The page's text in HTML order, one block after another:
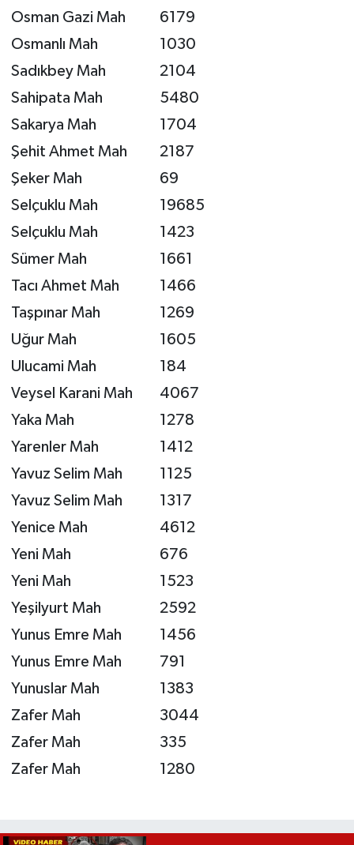
Osman Gazi Mah
6179
Osmanlı Mah
1030
Sadıkbey Mah
2104
Sahipata Mah
5480
Sakarya Mah
1704
Şehit Ahmet Mah
2187
Şeker Mah
69
Selçuklu Mah
19685
Selçuklu Mah
1423
Sümer Mah
1661
Tacı Ahmet Mah
1466
Taşpınar Mah
1269
Uğur Mah
1605
Ulucami Mah
184
Veysel Karani Mah
4067
Yaka Mah
1278
Yarenler Mah
1412
Yavuz Selim Mah
1125
Yavuz Selim Mah
1317
Yenice Mah
4612
Yeni Mah
676
Yeni Mah
1523
Yeşilyurt Mah
2592
Yunus Emre Mah
1456
Yunus Emre Mah
791
Yunuslar Mah
1383
Zafer Mah
3044
Zafer Mah
335
Zafer Mah
1280